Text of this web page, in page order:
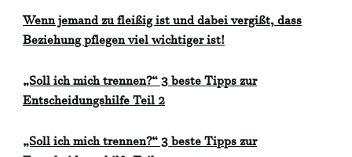
Wenn jemand zu fleißig ist und dabei vergißt, dass
Beziehung pflegen viel wichtiger ist!
„Soll ich mich trennen?“ 3 beste Tipps zur
Entscheidungshilfe Teil 2
„Soll ich mich trennen?“ 3 beste Tipps zur